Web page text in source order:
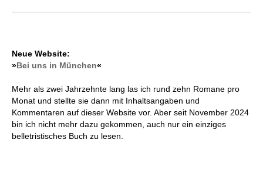
Neue Website:
»Bei uns in München«
Mehr als zwei Jahrzehnte lang las ich rund zehn Romane pro
Monat und stellte sie dann mit Inhaltsangaben und
Kommentaren auf dieser Website vor. Aber seit November 2024
bin ich nicht mehr dazu gekommen, auch nur ein einziges
belletristisches Buch zu lesen.